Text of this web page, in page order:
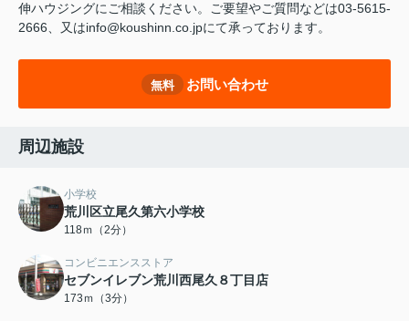
伸ハウジングにご相談ください。ご要望やご質問などは03-5615-
2666、又はinfo@koushinn.co.jpにて承っております。
無料 お問い合わせ
周辺施設
小学校
荒川区立尾久第六小学校
118ｍ（2分）
コンビニエンスストア
セブンイレブン荒川西尾久８丁目店
173ｍ（3分）